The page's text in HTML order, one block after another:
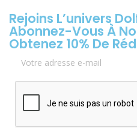
Rejoins L’univers
Abonnez-Vous À
Obtenez 10% De